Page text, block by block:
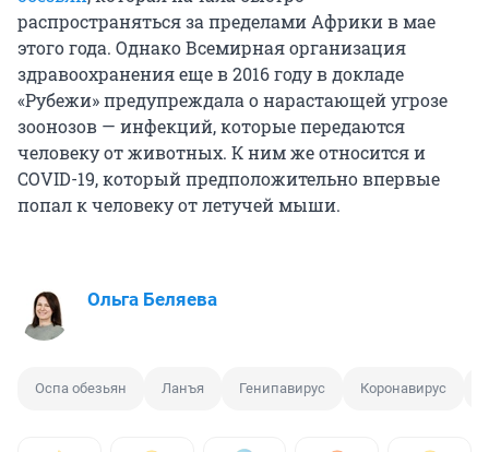
распространяться за пределами Африки в мае
этого года. Однако Всемирная организация
здравоохранения еще в 2016 году в докладе
«Рубежи» предупреждала о нарастающей угрозе
зоонозов — инфекций, которые передаются
человеку от животных. К ним же относится и
COVID-19, который предположительно впервые
попал к человеку от летучей мыши.
Ольга Беляева
Оспа обезьян Ланъя Генипавирус Коронавирус